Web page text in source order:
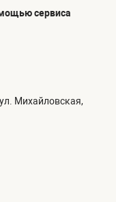
сервиса
Михайловская,